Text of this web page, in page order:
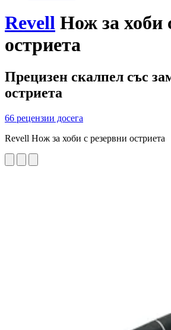
Revell Нож за хоби
остриета
Прецизен скалпел със
остриета
66 рецензии досега
Revell Нож за хоби с резервни остриета